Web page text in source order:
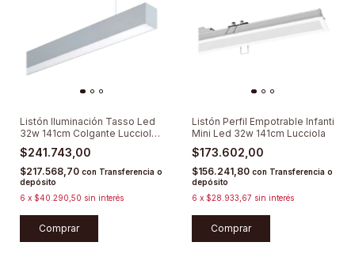
Listón Iluminación Tasso Led
32w 141cm Colgante Lucciola
3000K
$241.743,00
$217.568,70 con Transferencia o
depósito
6 x $40.290,50 sin interés
Comprar
Listón Perfil Empotrable Infanti
Mini Led 32w 141cm Lucciola
$173.602,00
$156.241,80 con Transferencia o
depósito
6 x $28.933,67 sin interés
Comprar